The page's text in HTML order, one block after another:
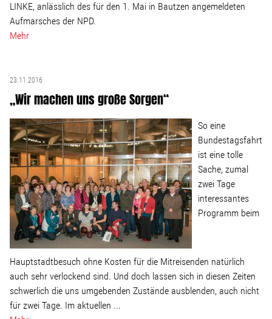
Lebenslauf
Wohnopoly
Das Buch
Leseprobe
Pressestimmen
Bestellen
LINKE, anlässlich des für den 1. Mai in Bautzen angemeldeten
Aufmarsches der NPD.
Mehr
23.11.2016
„Wir machen uns große Sorgen“
So eine
Bundestagsfahrt
ist eine tolle
Sache, zumal
zwei Tage
interessantes
Programm beim
Hauptstadtbesuch ohne Kosten für die Mitreisenden natürlich
auch sehr verlockend sind. Und doch lassen sich in diesen Zeiten
schwerlich die uns umgebenden Zustände ausblenden, auch nicht
für zwei Tage. Im aktuellen ...